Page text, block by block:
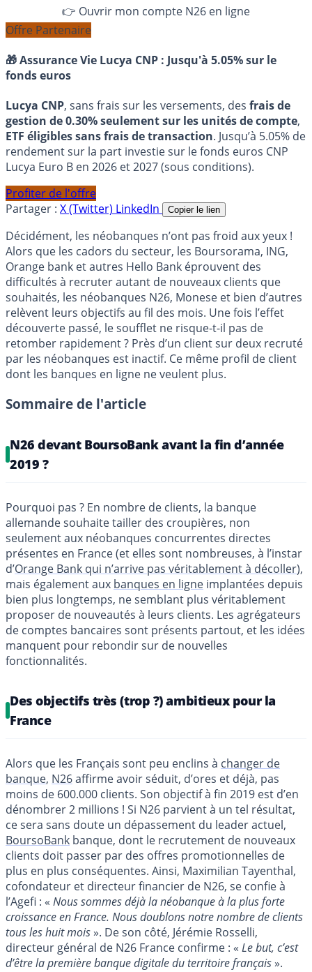
👉 Ouvrir mon compte N26 en ligne
Offre Partenaire
🎁 Assurance Vie Lucya CNP : Jusqu'à 5.05% sur le
fonds euros
Lucya CNP, sans frais sur les versements, des frais de
gestion de 0.30% seulement sur les unités de compte,
ETF éligibles sans frais de transaction. Jusqu’à 5.05% de
rendement sur la part investie sur le fonds euros CNP
Lucya Euro B en 2026 et 2027 (sous conditions).
Profiter de l'offre
Partager : X (Twitter) LinkedIn Copier le lien
Décidément, les néobanques n’ont pas froid aux yeux !
Alors que les cadors du secteur, les Boursorama, ING,
Orange bank et autres Hello Bank éprouvent des
difficultés à recruter autant de nouveaux clients que
souhaités, les néobanques N26, Monese et bien d’autres
relèvent leurs objectifs au fil des mois. Une fois l’effet
découverte passé, le soufflet ne risque-t-il pas de
retomber rapidement ? Près d’un client sur deux recruté
par les néobanques est inactif. Ce même profil de client
dont les banques en ligne ne veulent plus.
Sommaire de l'article
N26 devant BoursoBank avant la fin d’année
2019 ?
Pourquoi pas ? En nombre de clients, la banque
allemande souhaite tailler des croupières, non
seulement aux néobanques concurrentes directes
présentes en France (et elles sont nombreuses, à l’instar
d’Orange Bank qui n’arrive pas véritablement à décoller),
mais également aux banques en ligne implantées depuis
bien plus longtemps, ne semblant plus véritablement
proposer de nouveautés à leurs clients. Les agrégateurs
de comptes bancaires sont présents partout, et les idées
manquent pour rebondir sur de nouvelles
fonctionnalités.
Des objectifs très (trop ?) ambitieux pour la
France
Alors que les Français sont peu enclins à changer de
banque, N26affirme avoir séduit, d’ores et déjà, pas
moins de 600.000 clients. Son objectif à fin 2019 est d’en
dénombrer 2 millions ! Si N26 parvient à un tel résultat,
ce sera sans doute un dépassement du leader actuel,
BoursoBank banque, dont le recrutement de nouveaux
clients doit passer par des offres promotionnelles de
plus en plus conséquentes. Ainsi, Maximilian Tayenthal,
cofondateur et directeur financier de N26, se confie à
l’Agefi : « Nous sommes déjà la néobanque à la plus forte
croissance en France. Nous doublons notre nombre de clients
tous les huit mois». De son côté, Jérémie Rosselli,
directeur général de N26 France confirme : « Le but, c’est
d’être la première banque digitale du territoire français».